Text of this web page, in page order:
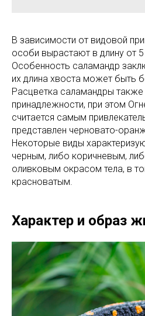
В зависимости от видовой
особи вырастают в длину от
Особенность саламандр
их длина хвоста может быть
Расцветка саламандры также
принадлежности, при этом
считается самым
представлен черновато-
Некоторые виды
черным, либо коричневым,
оливковым окрасом тела, в
красноватым.
Характер и образ